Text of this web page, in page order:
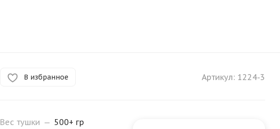
В избранное Артикул: 1224-3
Вес тушки — 500+ гр